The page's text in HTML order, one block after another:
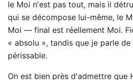
le Moi n'est pas tout, mais il
qui se décompose lui-même, le
Moi — final est réellement Moi.
« absolu », tandis que je parle
périssable.
On est bien près d'admettre que